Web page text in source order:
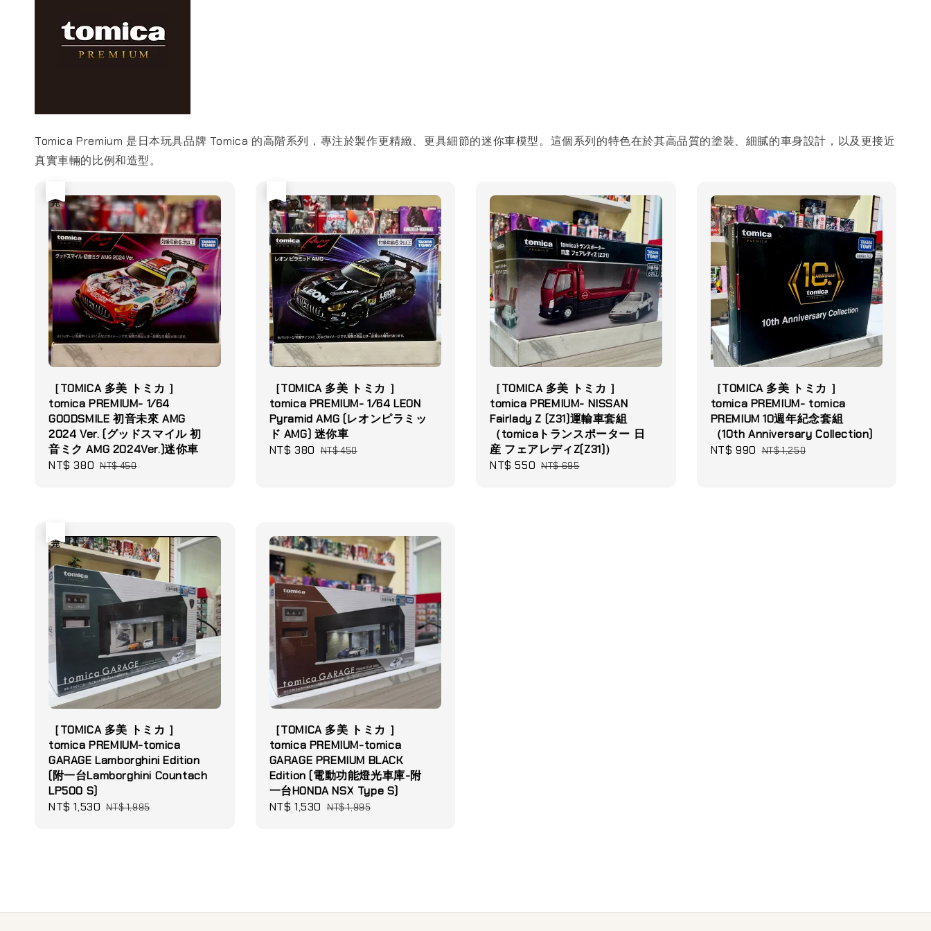
Tomica Premium 是日本玩具品牌 Tomica 的高階系列，專注於製作更精緻、更具細節的迷你車模型。這個系列的特色在於其高品質的塗裝、細膩的車身設計，以及更接近
真實車輛的比例和造型。
［TOMICA 多美 トミカ ］
tomica PREMIUM- 1/64
GOODSMILE 初音未來 AMG
2024 Ver. (グッドスマイル 初
音ミク AMG 2024Ver.)迷你車
Sale
NT$ 380 Regular
NT$ 450
［TOMICA 多美 トミカ ］
tomica PREMIUM- 1/64 LEON
Pyramid AMG (レオンピラミッ
ド AMG) 迷你車
Sale
NT$ 380 Regular
NT$ 450
［TOMICA 多美 トミカ ］
tomica PREMIUM- NISSAN
Fairlady Z (Z31)運輸車套組
（tomicaトランスポーター 日
産 フェアレディZ(Z31)）
Sale
NT$ 550 Regular
NT$ 695
［TOMICA 多美 トミカ ］
tomica PREMIUM- tomica
PREMIUM 10週年紀念套組
（10th Anniversary Collection)
Sale
NT$ 990 Regular
NT$ 1,250
［TOMICA 多美 トミカ ］
tomica PREMIUM-tomica
GARAGE Lamborghini Edition
(附一台Lamborghini Countach
LP500 S)
Sale
NT$ 1,530 Regular
NT$ 1,995
［TOMICA 多美 トミカ ］
tomica PREMIUM-tomica
GARAGE PREMIUM BLACK
Edition (電動功能燈光車庫-附
一台HONDA NSX Type S)
Sale
NT$ 1,530 Regular
NT$ 1,995